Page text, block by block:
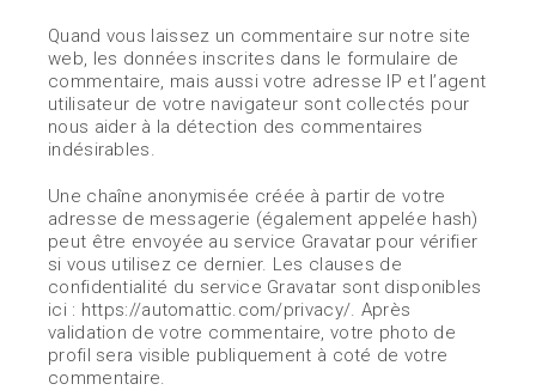
Quand vous laissez un commentaire sur notre site
web, les données inscrites dans le formulaire de
commentaire, mais aussi votre adresse IP et l’agent
utilisateur de votre navigateur sont collectés pour
nous aider à la détection des commentaires
indésirables.
Une chaîne anonymisée créée à partir de votre
adresse de messagerie (également appelée hash)
peut être envoyée au service Gravatar pour vérifier
si vous utilisez ce dernier. Les clauses de
confidentialité du service Gravatar sont disponibles
ici : https://automattic.com/privacy/. Après
validation de votre commentaire, votre photo de
profil sera visible publiquement à coté de votre
commentaire.